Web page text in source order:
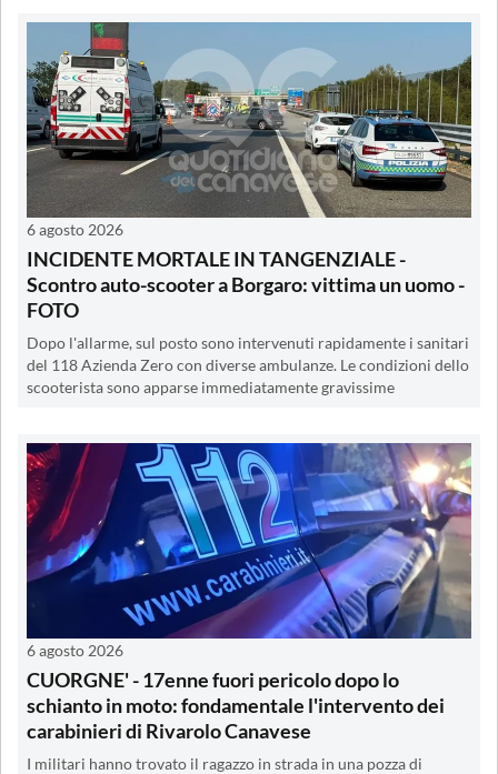
6 agosto 2026
INCIDENTE MORTALE IN TANGENZIALE -
Scontro auto-scooter a Borgaro: vittima un uomo -
FOTO
Dopo l'allarme, sul posto sono intervenuti rapidamente i sanitari
del 118 Azienda Zero con diverse ambulanze. Le condizioni dello
scooterista sono apparse immediatamente gravissime
6 agosto 2026
CUORGNE' - 17enne fuori pericolo dopo lo
schianto in moto: fondamentale l'intervento dei
carabinieri di Rivarolo Canavese
I militari hanno trovato il ragazzo in strada in una pozza di